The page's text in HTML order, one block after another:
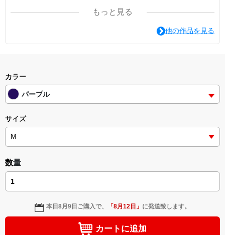
「センザンコウ」 という動物をモチーフにしたものです。
SHOP名やロゴのPOACHING のＩが抜けているのは
もっと見る
他の作品を見る
カラー
パープル
サイズ
数量
本日8月9日 ご購入で、 「8月12日 」 に発送致します。
カートに追加